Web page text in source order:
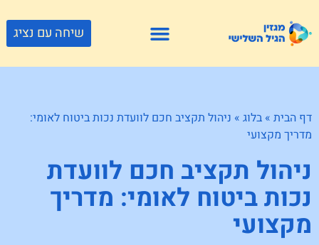
שיחה עם נציג
דף הבית » בלוג » ניהול תקציב חכם לוועדת נכות ביטוח לאומי:
מדריך מקצועי
ניהול תקציב חכם לוועדת
נכות ביטוח לאומי: מדריך
מקצועי